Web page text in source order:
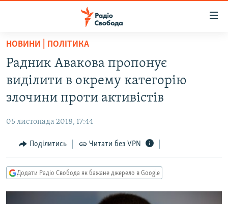
Перейти
основного
матеріалу
до
основної
Перейти
до
пошуку
ВСЕ ЗА ДОБУ
ЕКОНОМІКА
СУСПІЛЬСТВО
РОСІЙСЬКА «ФІЛЬТРАЦІЯ»
ДОНБАС.РЕАЛІЇ
ТИ ЯК?
НОВИНИ | ПОЛІТИКА
Радник Авакова пропонує
виділити в окрему категорію
злочини проти активістів
05 листопада 2018, 17:44
Поділитись Читати без VPN
Додати Радіо Свобода як бажане джерело в Google